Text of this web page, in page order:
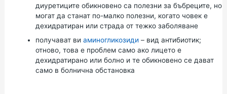
диуретиците обикновено са полезни за бъбреците, но
могат да станат по-малко полезни, когато човек е
дехидратиран или страда от тежко заболяване
получават ви аминогликозиди – вид антибиотик;
отново, това е проблем само ако лицето е
дехидратирано или болно и те обикновено се дават
само в болнична обстановка